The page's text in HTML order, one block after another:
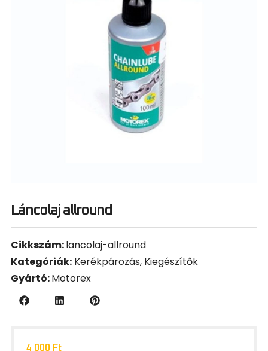
Láncolaj allround
Cikkszám:lancolaj-allround
Kategóriák: Kerékpározás, Kiegészítők
Gyártó:Motorex
4 000 Ft